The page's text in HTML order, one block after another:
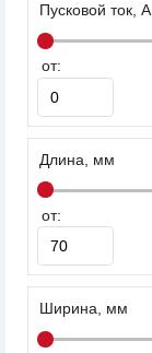
Пусковой ток, А
от:
Длина, мм
от:
Ширина, мм